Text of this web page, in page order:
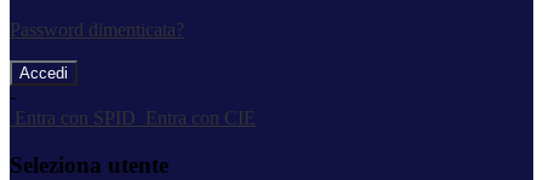
Password dimenticata?
-
Entra con SPID
Entra con CIE
Seleziona utente